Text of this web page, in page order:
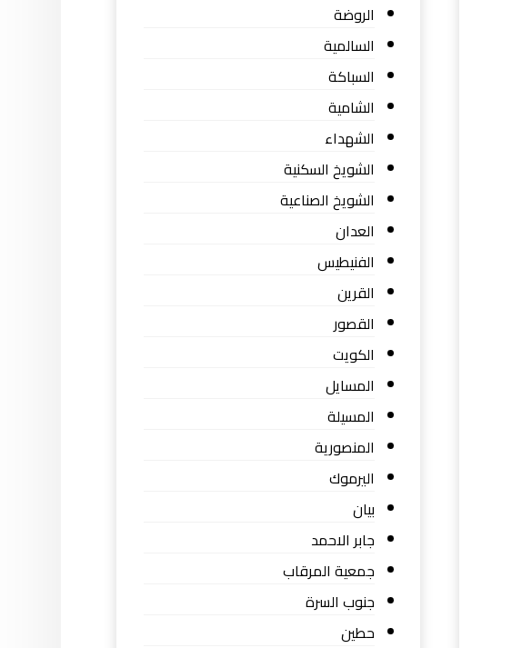
الروضة
السالمية
السباكة
الشامية
الشهداء
الشويخ السكنية
الشويخ الصناعية
العدان
الفنيطيس
القرين
القصور
الكويت
المسايل
المسيلة
المنصورية
اليرموك
بيان
جابر الاحمد
جمعية المرقاب
جنوب السرة
حطين